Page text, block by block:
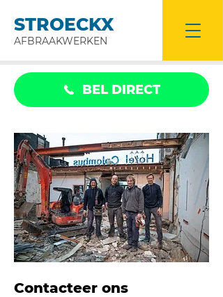
STROECKX
AFBRAAKWERKEN
BEL DIRECT
Contacteer ons